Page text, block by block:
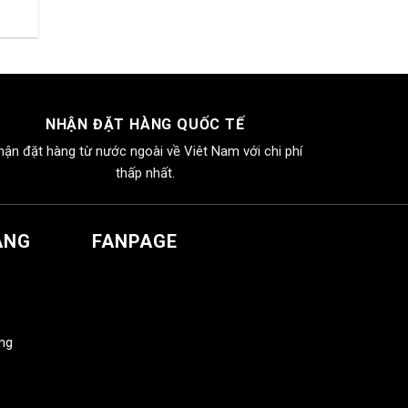
NHẬN ĐẶT HÀNG QUỐC TẾ
đặt hàng từ nước ngoài về Viêt Nam với chi phí
thấp nhất.
FANPAGE